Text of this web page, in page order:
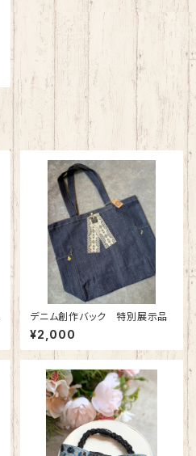
デニム創作バック 特別展示品
¥2,000